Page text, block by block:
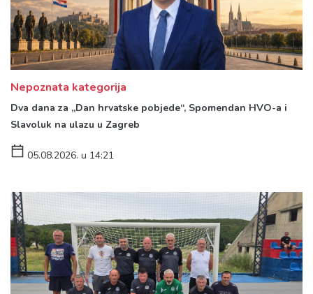
Nepoznata kategorija
Dva dana za „Dan hrvatske pobjede“, Spomendan HVO-a i
Slavoluk na ulazu u Zagreb
05.08.2026. u 14:21